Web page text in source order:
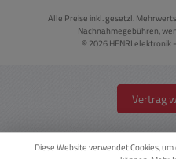
Alle Preise inkl. gesetzl.
Nachnahmegebühren,
© 2026 HENRI
Vertrag
Diese Website verwendet Cookies,